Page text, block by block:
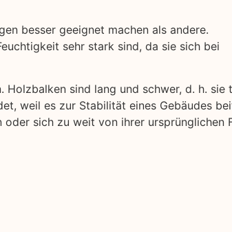
besser geeignet machen als andere.
sehr stark sind, da sie sich bei
sind lang und schwer, d. h. sie
weil es zur Stabilität eines Gebäudes
sich zu weit von ihrer ursprünglichen